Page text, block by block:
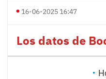
16-06-2025 16:47
Los datos de